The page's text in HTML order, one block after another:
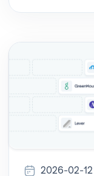
2026-02-12